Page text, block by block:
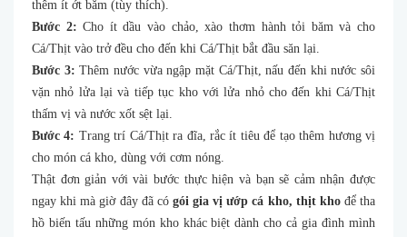
thêm ít ớt băm (tùy thích).
Bước 2: Cho ít dầu vào chảo, xào thơm hành tỏi băm và cho
Cá/Thịt vào trở đều cho đến khi Cá/Thịt bắt đầu săn lại.
Bước 3: Thêm nước vừa ngập mặt Cá/Thịt, nấu đến khi nước sôi
vặn nhỏ lửa lại và tiếp tục kho với lửa nhỏ cho đến khi Cá/Thịt
thấm vị và nước xốt sệt lại.
Bước 4: Trang trí Cá/Thịt ra đĩa, rắc ít tiêu để tạo thêm hương vị
cho món cá kho, dùng với cơm nóng.
Thật đơn giản với vài bước thực hiện và bạn sẽ cảm nhận được
ngay khi mà giờ đây đã có gói gia vị ướp cá kho, thịt khođể tha
hồ biến tấu những món kho khác biệt dành cho cả gia đình mình